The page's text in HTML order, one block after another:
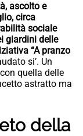
ascolto e
circa
sociale
giardini delle
“A pranzo
si’. Un
quella delle
astratto ma
della